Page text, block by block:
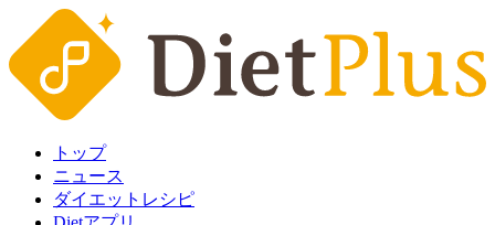
トップ
ニュース
ダイエットレシピ